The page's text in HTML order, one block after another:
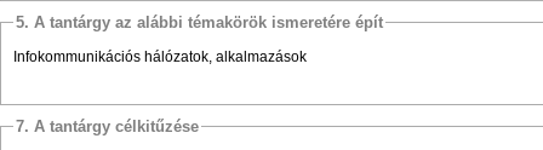
5. A tantárgy az alábbi témakörök ismeretére épít
Infokommunikációs hálózatok, alkalmazások
7. A tantárgy célkitűzése